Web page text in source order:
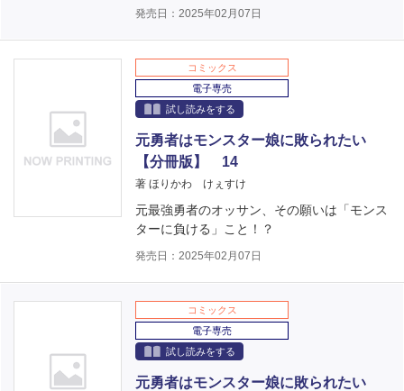
発売日：2025年02月07日
コミックス
電子専売
試し読みをする
元勇者はモンスター娘に敗られたい
【分冊版】 14
著 ほりかわ けぇすけ
元最強勇者のオッサン、その願いは「モンス
ターに負ける」こと！？
発売日：2025年02月07日
コミックス
電子専売
試し読みをする
元勇者はモンスター娘に敗られたい